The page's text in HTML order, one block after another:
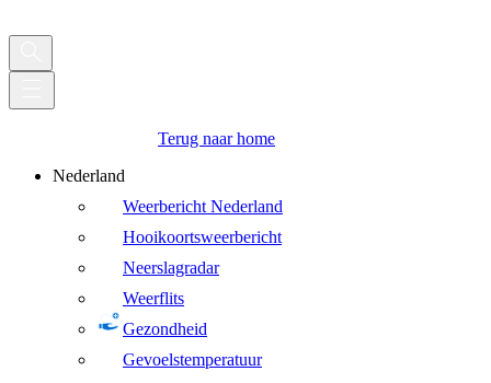
Terug naar home
Nederland
Weerbericht Nederland
Hooikoortsweerbericht
Neerslagradar
Weerflits
Gezondheid
Gevoelstemperatuur